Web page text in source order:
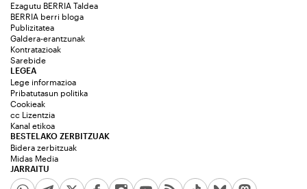
Ezagutu BERRIA Taldea
BERRIA berri bloga
Publizitatea
Galdera-erantzunak
Kontratazioak
Sarebide
JARRAITU
LEGEA
Lege informazioa
Pribatutasun politika
Cookieak
cc Lizentzia
Kanal etikoa
BESTELAKO ZERBITZUAK
Bidera zerbitzuak
Midas Media